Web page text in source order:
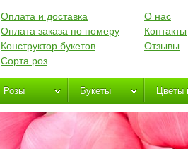
Оплата и доставка
Оплата заказа по номеру
Конструктор букетов
Сорта роз
О нас
Контакты
Отзывы
Розы Букеты Цветы